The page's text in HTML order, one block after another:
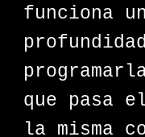
funciona
que pasa
la misma